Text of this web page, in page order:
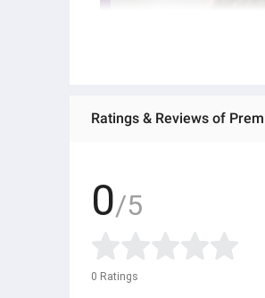
Ratings & Reviews of
0/5
0 Ratings